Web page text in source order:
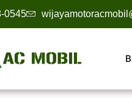
0545